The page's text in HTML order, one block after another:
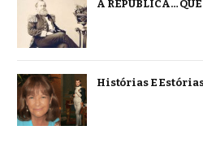
A REPÚBLICA…
Histórias E